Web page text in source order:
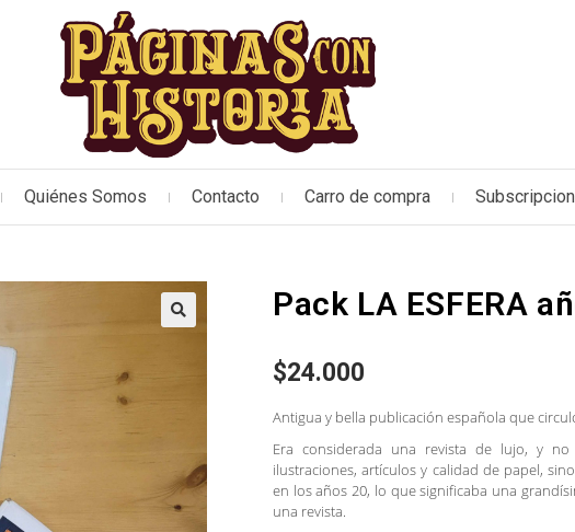
Quiénes Somos Contacto Carro de compra
Pack LA ESFERA
$24.000
Antigua y bella publicación española que
Era considerada una revista de lujo, y
ilustraciones, artículos y calidad de papel,
en los años 20, lo que significaba una
una revista.